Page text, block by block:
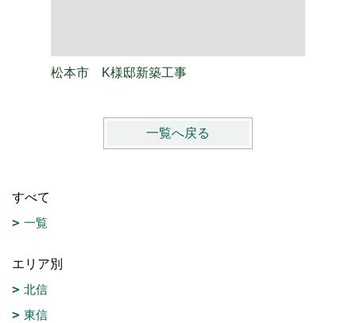
松本市 K様邸新築工事
一覧へ戻る
すべて
一覧
エリア別
北信
東信